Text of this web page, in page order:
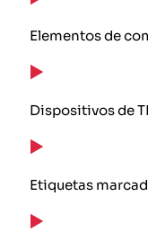
Elementos de
Dispositivos de
Etiquetas